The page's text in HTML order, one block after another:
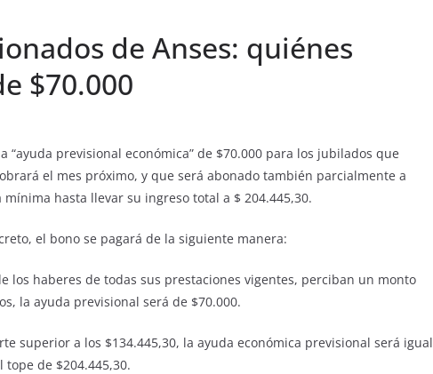
de Anses: quiénes
$70.000
“ayuda previsional económica” de $70.000 para los jubilados que
el mes próximo, y que será abonado también parcialmente a
hasta llevar su ingreso total a $ 204.445,30.
el bono se pagará de la siguiente manera:
los haberes de todas sus prestaciones vigentes, perciban un monto
la ayuda previsional será de $70.000.
superior a los $134.445,30, la ayuda económica previsional será igual
de $204.445,30.